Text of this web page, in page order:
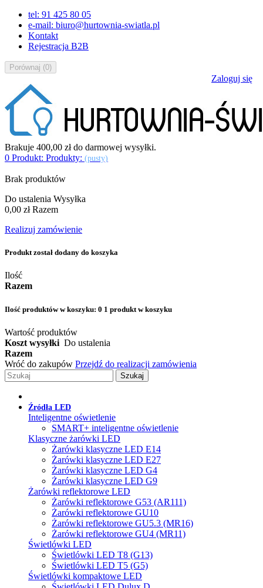
tel: 91 425 80 05
e-mail: biuro@hurtownia-swiatla.pl
Kontakt
Rejestracja B2B
Porównaj (0)
Zaloguj się
Brakuje 400,00 złdo darmowej wysyłki.
0 Produkt: Produkty: (pusty)
Brak produktów
Do ustalenia Wysyłka
0,00 zł Razem
Realizuj zamówienie
Produkt został dodany do koszyka
Ilość
Razem
Ilość produktów w koszyku: 0 1 produkt w koszyku
Wartość produktów
Koszt wysyłki Do ustalenia
Razem
Wróć do zakupów Przejdź do realizacji zamówienia
Szukaj
Źródła LED
Inteligentne oświetlenie
SMART+ inteligentne oświetlenie
Klasyczne żarówki LED
Żarówki klasyczne LED E14
Żarówki klasyczne LED E27
Żarówki klasyczne LED G4
Żarówki klasyczne LED G9
Żarówki reflektorowe LED
Żarówki reflektorowe G53 (AR111)
Żarówki reflektorowe GU10
Żarówki reflektorowe GU5.3 (MR16)
Żarówki reflektorowe GU4 (MR11)
Świetlówki LED
Świetlówki LED T8 (G13)
Świetlówki LED T5 (G5)
Świetlówki kompaktowe LED